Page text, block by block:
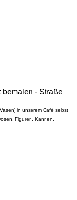
bemalen - Straße
in unserem Café selbst
Figuren, Kannen,